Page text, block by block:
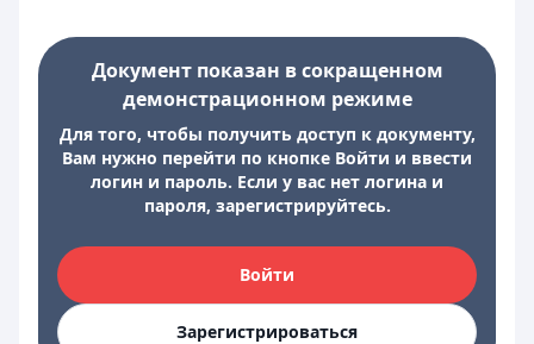
Документ показан в сокращенном
демонстрационном режиме
Для того, чтобы получить доступ к документу,
Вам нужно перейти по кнопке Войти и ввести
логин и пароль. Если у вас нет логина и
пароля, зарегистрируйтесь.
Войти
Зарегистрироваться